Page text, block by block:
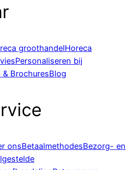
groothandelHoreca
Personaliseren bij
& BrochuresBlog
onsBetaalmethodesBezorg- en